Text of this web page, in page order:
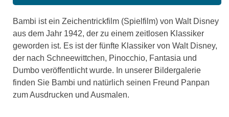
Bambi ist ein Zeichentrickfilm (Spielfilm) von Walt Disney
aus dem Jahr 1942, der zu einem zeitlosen Klassiker
geworden ist. Es ist der fünfte Klassiker von Walt Disney,
der nach Schneewittchen, Pinocchio, Fantasia und
Dumbo veröffentlicht wurde. In unserer Bildergalerie
finden Sie Bambi und natürlich seinen Freund Panpan
zum Ausdrucken und Ausmalen.